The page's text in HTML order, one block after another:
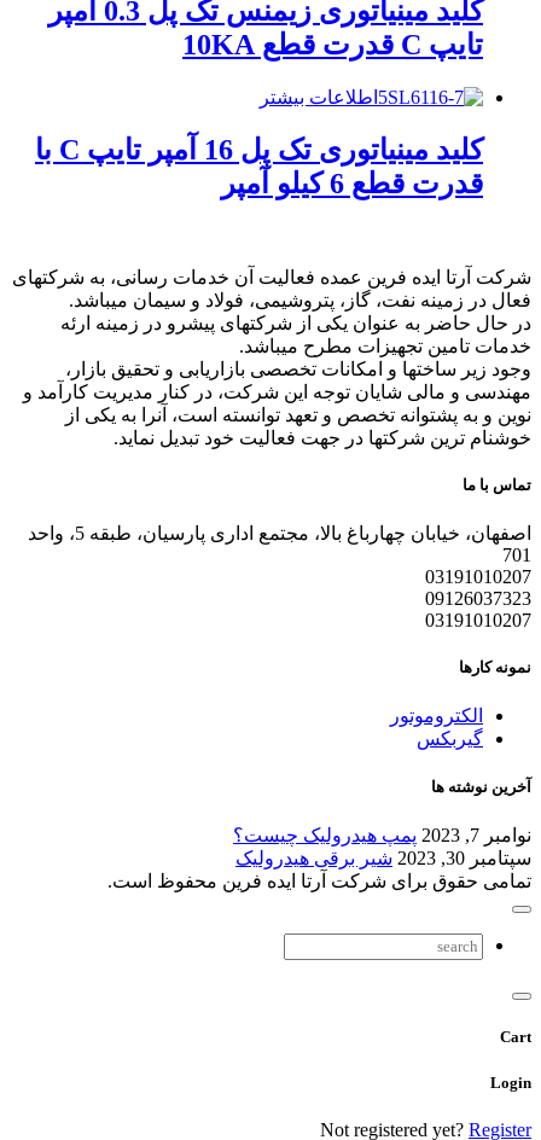
کلید مینیاتوری زیمنس تک پل 0.3 آمپر
تایپ C قدرت قطع 10KA
اطلاعات بیشتر
کلید مینیاتوری تک پل 16 آمپر تایپ C با
قدرت قطع 6 کیلو آمپر
شرکت آرتا ایده فرین عمده فعالیت آن خدمات رسانی، به شرکتهای
فعال در زمینه نفت، گاز، پتروشیمی، فولاد و سیمان میباشد.
در حال حاضر به عنوان یکی از شرکتهای پیشرو در زمینه ارئه
خدمات تامین تجهیزات مطرح میباشد.
وجود زیر ساختها و امکانات تخصصی بازاریابی و تحقیق بازار،
مهندسی و مالی شایان توجه این شرکت، در کنار مدیریت کارآمد و
نوین و به پشتوانه تخصص و تعهد توانسته است، آنرا به یکی از
خوشنام ترین شرکتها در جهت فعالیت خود تبدیل نماید.
تماس با ما
اصفهان، خیابان چهارباغ بالا، مجتمع اداری پارسیان، طبقه 5، واحد
701
03191010207
09126037323
03191010207
نمونه کارها
الکتروموتور
گیربکس
آخرین نوشته ها
نوامبر 7, 2023
پمپ هیدرولیک چیست؟
سپتامبر 30, 2023
شیر برقی هیدرولیک
تمامی حقوق برای شرکت آرتا ایده فرین محفوظ است.
Cart
Login
Not registered yet? Register